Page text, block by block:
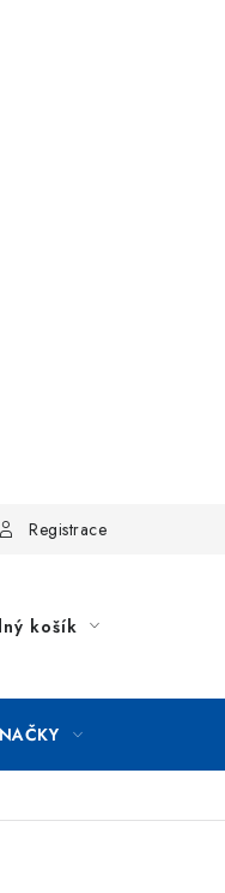
Registrace
košík